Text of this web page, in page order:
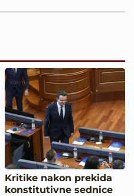
Kritike nakon prekida
konstitutivne sednice